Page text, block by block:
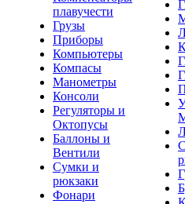
плавучести
Грузы
Приборы
Компьютеры
Компасы
Манометры
Консоли
Регуляторы и
Октопусы
Баллоны и
Вентили
Сумки и
рюкзаки
Фонари